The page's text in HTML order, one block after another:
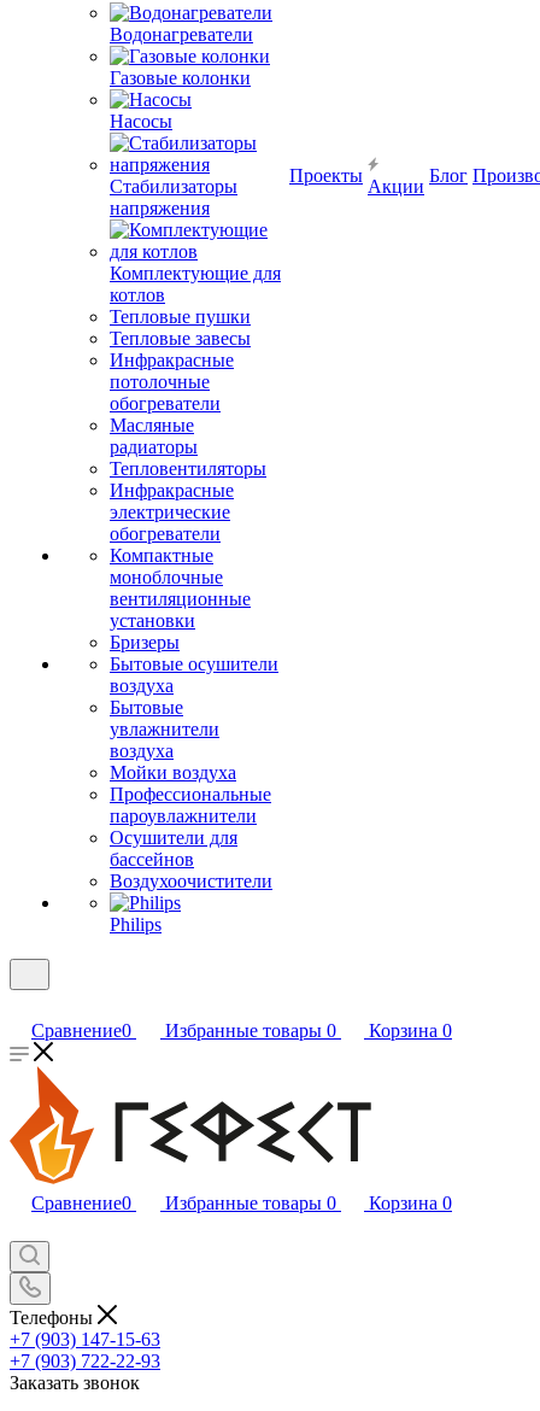
Водонагреватели
Газовые колонки
Насосы
Стабилизаторы
напряжения
Комплектующие для
котлов
Тепловые пушки
Тепловые завесы
Инфракрасные
потолочные
обогреватели
Масляные
радиаторы
Тепловентиляторы
Инфракрасные
электрические
обогреватели
Компактные
моноблочные
вентиляционные
установки
Бризеры
Бытовые осушители
воздуха
Бытовые
увлажнители
воздуха
Мойки воздуха
Профессиональные
пароувлажнители
Осушители для
бассейнов
Воздухоочистители
Philips
Проекты
Акции
Блог
Сравнение0 Избранные товары 0 Корзина 0
Сравнение0 Избранные товары 0 Корзина 0
Телефоны
+7 (903) 147-15-63
+7 (903) 722-22-93
Заказать звонок